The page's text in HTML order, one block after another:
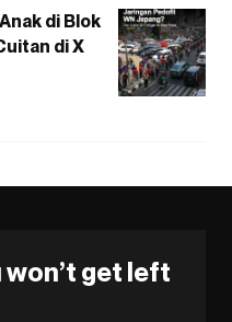
di Blok
di X
won’t get left